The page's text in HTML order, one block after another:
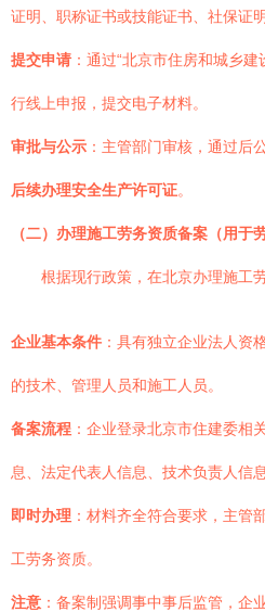
证明、职称证书或技能证书、社保证明
提交申请 ：通过“北京市住房和城乡
行线上申报，提交电子材料。
审批与公示 ：主管部门审核，通过后
后续办理安全生产许可证。
（二）办理施工劳务资质备案（用于
根据现行政策，在北京办理施工
企业基本条件 ：具有独立企业法人资
的技术、管理人员和施工人员。
备案流程 ：企业登录北京市住建委相
息、法定代表人信息、技术负责人信息
即时办理 ：材料齐全符合要求，主管
工劳务资质。
注意 ：备案制强调事中事后监管，企